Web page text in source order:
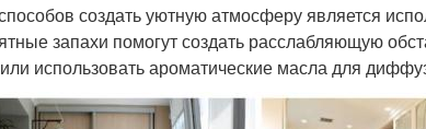
создать уютную атмосферу является
запахи помогут создать расслабляющую
использовать ароматические масла для